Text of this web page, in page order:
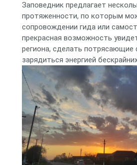
Заповедник предлагает
протяженности, по которым
сопровождении гида или
прекрасная возможность
региона, сделать потрясающие
зарядиться энергией